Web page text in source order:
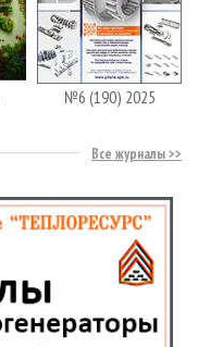
№6 (190) 2025
Все журналы